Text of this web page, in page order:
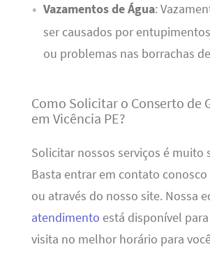
Vazamentos de Água:
ser causados por
ou problemas nas borrachas
Como Solicitar o Conserto de
em Vicência PE?
Solicitar nossos serviços é muito
Basta entrar em contato
ou através do nosso site. Nossa
atendimento está disponível
visita no melhor horário para